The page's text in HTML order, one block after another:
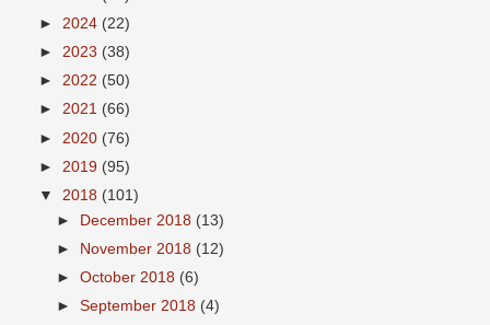
► 2024 (22)
► 2023 (38)
► 2022 (50)
► 2021 (66)
► 2020 (76)
► 2019 (95)
▼ 2018 (101)
► December 2018 (13)
► November 2018 (12)
►October 2018 (6)
►September 2018 (4)